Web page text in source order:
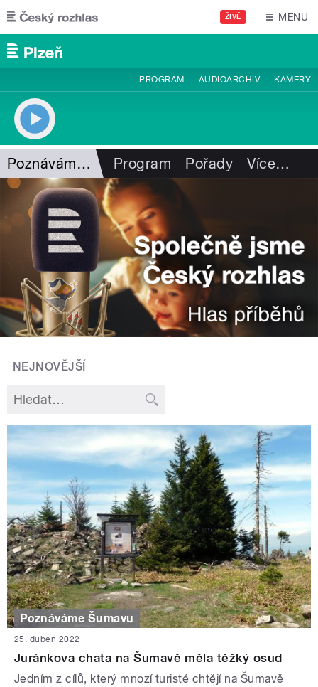
Přejít k hlavnímu obsahu
ŽIVĚ MENU
PROGRAM AUDIOARCHIV KAMERY
Poznáváme Šumavu Program Pořady Více…
NEJNOVĚJŠÍ
Poznáváme Šumavu
25. duben 2022
Juránkova chata na Šumavě měla těžký osud
Jedním z cílů, který mnozí turisté chtějí na Šumavě